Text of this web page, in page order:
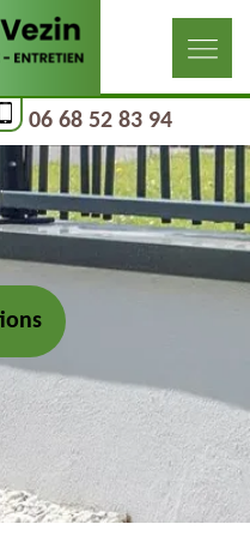
06 68 52 83 94